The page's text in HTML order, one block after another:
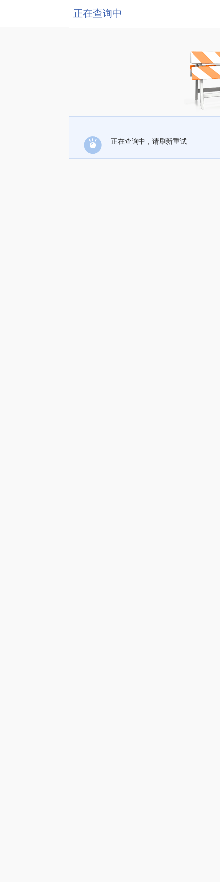
正在查询中
正在查询中，请刷新重试